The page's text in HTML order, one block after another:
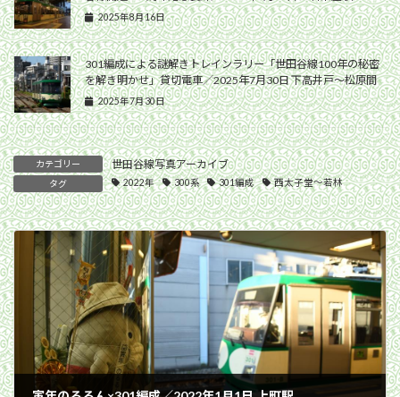
2025年8月16日
301編成による謎解きトレインラリー「世田谷線100年の秘密
を解き明かせ」貸切電車／2025年7月30日 下高井戸〜松原間
2025年7月30日
カテゴリー 世田谷線写真アーカイブ
タグ 2022年 300系 301編成 西太子堂〜若林